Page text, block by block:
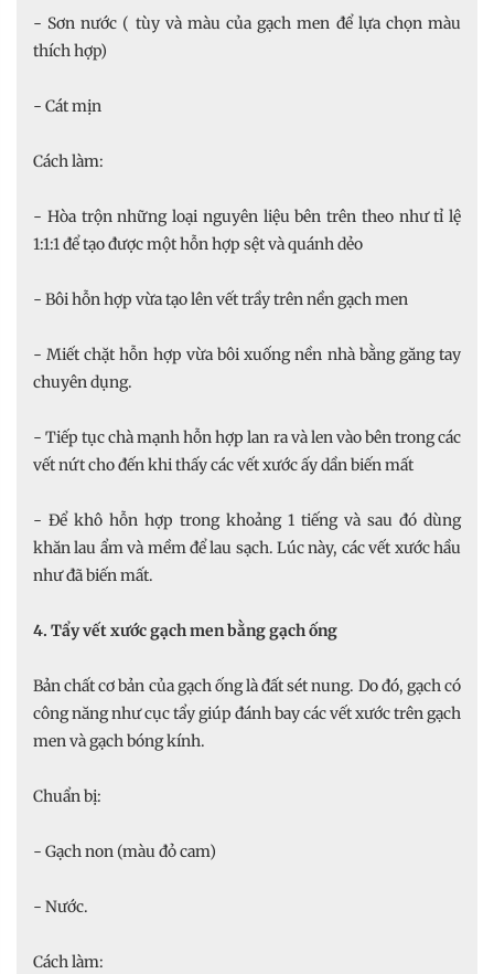
- Sơn nước ( tùy và màu của gạch men để lựa chọn màu
thích hợp)
- Cát mịn
Cách làm:
- Hòa trộn những loại nguyên liệu bên trên theo như tỉ lệ
1:1:1 để tạo được một hỗn hợp sệt và quánh dẻo
- Bôi hỗn hợp vừa tạo lên vết trầy trên nền gạch men
- Miết chặt hỗn hợp vừa bôi xuống nền nhà bằng găng tay
chuyên dụng.
- Tiếp tục chà mạnh hỗn hợp lan ra và len vào bên trong các
vết nứt cho đến khi thấy các vết xước ấy dần biến mất
- Để khô hỗn hợp trong khoảng 1 tiếng và sau đó dùng
khăn lau ẩm và mềm để lau sạch. Lúc này, các vết xước hầu
như đã biến mất.
4. Tẩy vết xước gạch men bằng gạch ống
Bản chất cơ bản của gạch ống là đất sét nung. Do đó, gạch có
công năng như cục tẩy giúp đánh bay các vết xước trên gạch
men và gạch bóng kính.
Chuẩn bị:
- Gạch non (màu đỏ cam)
- Nước.
Cách làm: